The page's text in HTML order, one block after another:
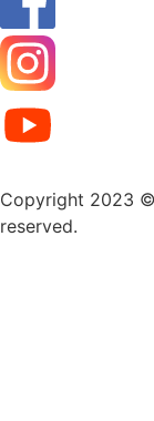
Copyright 2023
reserved.